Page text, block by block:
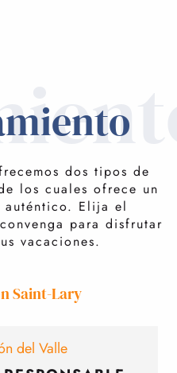
dos tipos de
los cuales ofrece un
auténtico. Elija el
para disfrutar
vacaciones.
Saint-Lary
del Valle